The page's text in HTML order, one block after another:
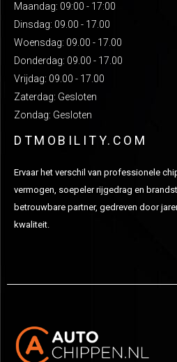
Maandag: 09:00 - 17:00
Dinsdag: 09.00 - 17.00
Woensdag: 09.00 - 17.00
Donderdag: 09.00 - 17.00
Vrijdag: 09.00 - 17.00
Zaterdag: Gesloten
Zondag: Gesloten
DTMOBILITY.COM
Ervaar het verschil van professionele
vermogen, soepeler rijgedrag en
betrouwbare partner, gedreven door
kwaliteit.